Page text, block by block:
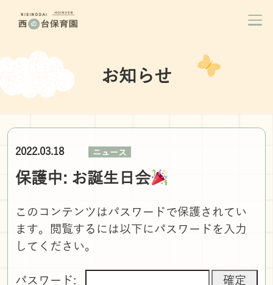
お知らせ
2022.03.18 ニュース
保護中: お誕生日会
このコンテンツはパスワードで保護されてい
ます。閲覧するには以下にパスワードを入力
してください。
パスワード: